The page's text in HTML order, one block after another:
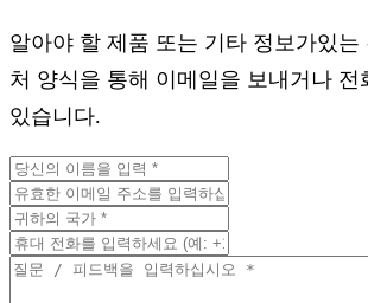
알아야 할 제품 또는 기타 정보가있는
처 양식을 통해 이메일을 보내거나 전
있습니다.